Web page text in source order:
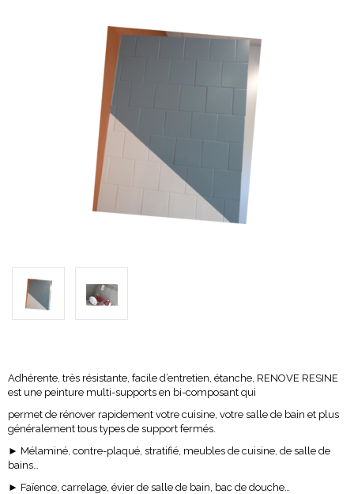
Adhérente, très résistante, facile d’entretien, étanche, RENOVE RESINE
est une peinture multi-supports en bi-composant qui
permet de rénover rapidement votre cuisine, votre salle de bain et plus
généralement tous types de support fermés.
► Mélaminé, contre-plaqué, stratifié, meubles de cuisine, de salle de
bains…
► Faïence, carrelage, évier de salle de bain, bac de douche…